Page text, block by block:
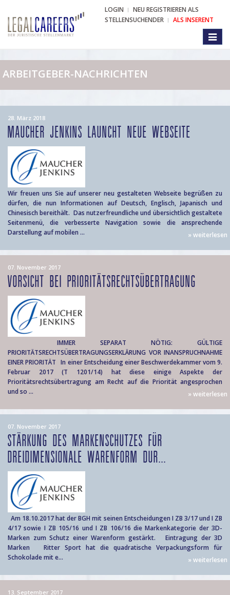
LOGIN
NEU REGISTRIEREN ALS
STELLENSUCHENDER
ALS INSERENT
ARBEITGEBER-NACHRICHTEN
28. März 2018
MAUCHER JENKINS LAUNCHT NEUE WEBSEITE
Wir freuen uns Sie auf unserer neu gestalteten Webseite begrüßen zu
dürfen, die nun Informationen auf Deutsch, Englisch, Japanisch und
Chinesisch bereithält. Das nutzerfreundliche und übersichtlich gestaltete
Seitenmenü, die verbesserte Navigation sowie die ansprechende
Darstellung auf mobilen ...
» weiterlesen
07. November 2017
VORSICHT BEI PRIORITÄTSRECHTSÜBERTRAGUNG
IMMER SEPARAT NÖTIG: GÜLTIGE
PRIORITÄTSRECHTSÜBERTRAGUNGSERKLÄRUNG VOR INANSPRUCHNAHME
EINER PRIORITÄT In einer Entscheidung einer Beschwerdekammer vom 9.
Februar 2017 (T 1201/14) hat diese einige Aspekte der
Prioritätsrechtsübertragung am Recht auf die Priorität angesprochen
und so ...
» weiterlesen
07. November 2017
STÄRKUNG DES MARKENSCHUTZES FÜR
DREIDIMENSIONALE WARENFORM DUR...
Am 18.10.2017 hat der BGH mit seinen Entscheidungen I ZB 3/17 und I ZB
4/17 sowie I ZB 105/16 und I ZB 106/16 die Markenkategorie der 3D-
Marken zum Schutz einer Warenform gestärkt. Eintragung der 3D
Marken Ritter Sport hat die quadratische Verpackungsform für
Schokolade mit e...
» weiterlesen
13. September 2017